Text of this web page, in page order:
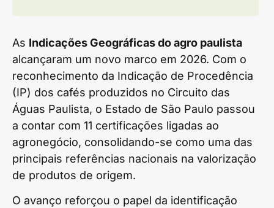
As Indicações Geográficas do agro paulista
alcançaram um novo marco em 2026. Com o
reconhecimento da Indicação de Procedência
(IP) dos cafés produzidos no Circuito das
Águas Paulista, o Estado de São Paulo passou
a contar com 11 certificações ligadas ao
agronegócio, consolidando-se como uma das
principais referências nacionais na valorização
de produtos de origem.
O avanço reforçou o papel da identificação